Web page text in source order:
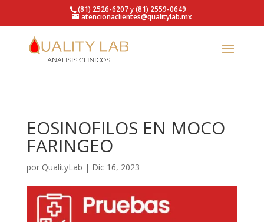
https://qualitylab.mx/(81) 2526-6207 y (81) 2559-0649
atencionaclientes@qualitylab.mx
EOSINOFILOS EN MOCO
FARINGEO
por QualityLab | Dic 16, 2023